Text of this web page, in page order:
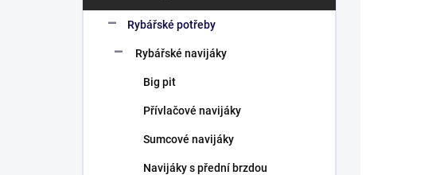
s
kategorie
Rybářské potřeby
Rybářské navijáky
Big pit
Přívlačové navijáky
Sumcové navijáky
Navijáky s přední brzdou